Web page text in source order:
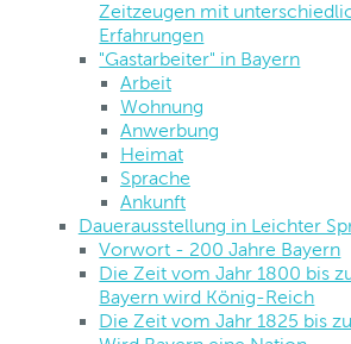
Zeitzeugen mit
Erfahrungen
"Gastarbeiter" in Bayern
Arbeit
Wohnung
Anwerbung
Heimat
Sprache
Ankunft
Dauerausstellung in Leichter
Vorwort - 200 Jahre Bayern
Die Zeit vom Jahr 1800 bis
Bayern wird König-Reich
Die Zeit vom Jahr 1825 bis